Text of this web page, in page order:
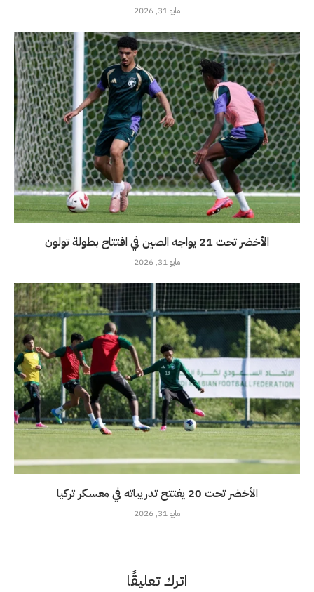
مايو 31, 2026
الأخضر تحت 21 يواجه الصين في افتتاح بطولة تولون
مايو 31, 2026
الأخضر تحت 20 يفتتح تدريباته في معسكر تركيا
مايو 31, 2026
اترك تعليقًا